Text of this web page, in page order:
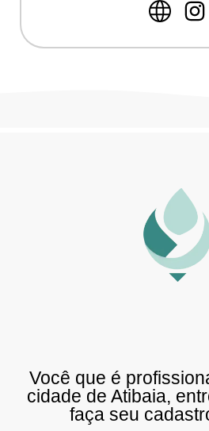
Você que é
cidade de Atibaia,
faça seu